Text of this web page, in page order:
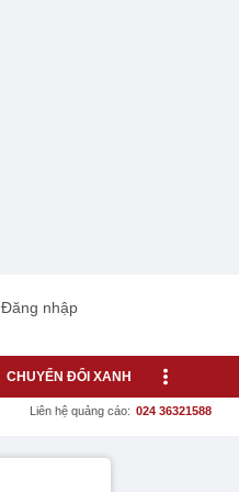
Đăng nhập
CHUYỂN ĐỔI XANH
Liên hệ quảng cáo: 024 36321588